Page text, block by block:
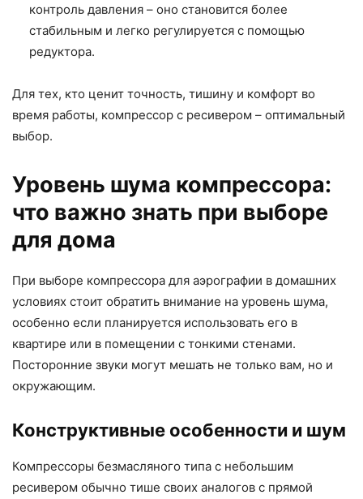
контроль давления – оно становится более
стабильным и легко регулируется с помощью
редуктора.
Для тех, кто ценит точность, тишину и комфорт во
время работы, компрессор с ресивером – оптимальный
выбор.
Уровень шума компрессора:
что важно знать при выборе
для дома
При выборе компрессора для аэрографии в домашних
условиях стоит обратить внимание на уровень шума,
особенно если планируется использовать его в
квартире или в помещении с тонкими стенами.
Посторонние звуки могут мешать не только вам, но и
окружающим.
Конструктивные особенности и шум
Компрессоры безмасляного типа с небольшим
ресивером обычно тише своих аналогов с прямой